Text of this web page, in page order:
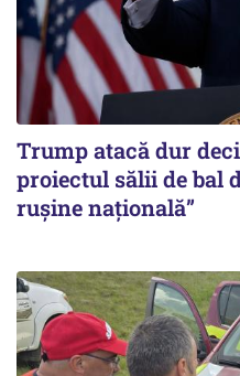
Trump atacă dur
proiectul sălii de bal
ruşine naţională”